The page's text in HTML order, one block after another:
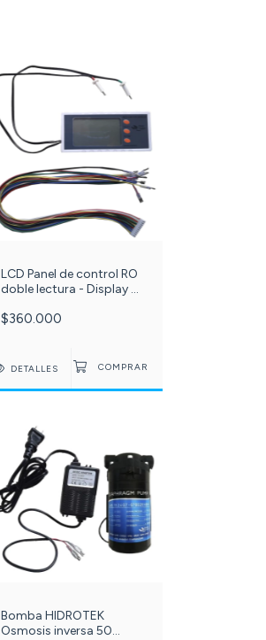
LCD Panel de control RO
doble lectura - Display c
$360.000
DETALLES
Bomba HIDROTEK
Osmosis inversa 50